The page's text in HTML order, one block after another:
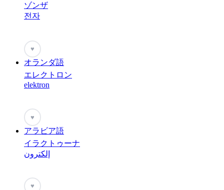
ゾンザ
전자
♥
オランダ語
エレクトロン
elektron
♥
アラビア語
イラクトゥーナ
إلكترون
♥